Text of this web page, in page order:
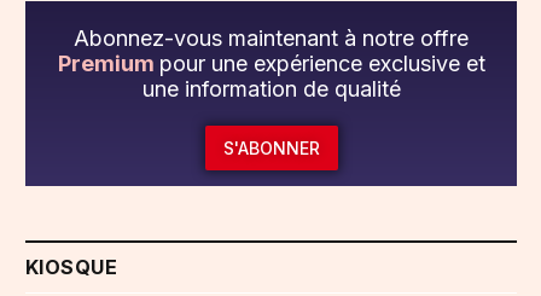
Abonnez-vous maintenant à notre offre
Premium pour une expérience exclusive et
une information de qualité
S'ABONNER
KIOSQUE